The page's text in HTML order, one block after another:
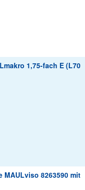
1,75-fach E (L70
MAULviso 8263590 mit